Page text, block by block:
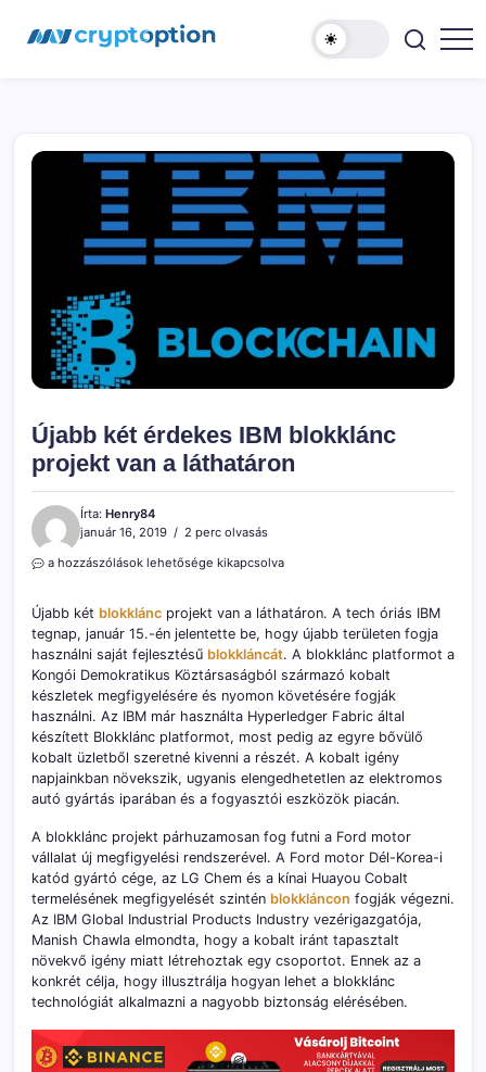
MyCryptOption
Újabb két érdekes IBM blokklánc
projekt van a láthatáron
Írta: Henry84
január 16, 2019
2 perc olvasás
Újabb
IBM
blokklánc
projekt
van
a
láthatáron
bejegyzéshez
a hozzászólások lehetősége kikapcsolva
Újabb két blokklánc projekt van a láthatáron. A tech óriás IBM
tegnap, január 15.-én jelentette be, hogy újabb területen fogja
használni saját fejlesztésű blokkláncát. A blokklánc platformot a
Kongói Demokratikus Köztársaságból származó kobalt
készletek megfigyelésére és nyomon követésére fogják
használni. Az IBM már használta Hyperledger Fabric által
készített Blokklánc platformot, most pedig az egyre bővülő
kobalt üzletből szeretné kivenni a részét. A kobalt igény
napjainkban növekszik, ugyanis elengedhetetlen az elektromos
autó gyártás iparában és a fogyasztói eszközök piacán.
A blokklánc projekt párhuzamosan fog futni a Ford motor
vállalat új megfigyelési rendszerével. A Ford motor Dél-Korea-i
katód gyártó cége, az LG Chem és a kínai Huayou Cobalt
termelésének megfigyelését szintén blokkláncon fogják végezni.
Az IBM Global Industrial Products Industry vezérigazgatója,
Manish Chawla elmondta, hogy a kobalt iránt tapasztalt
növekvő igény miatt létrehoztak egy csoportot. Ennek az a
konkrét célja, hogy illusztrálja hogyan lehet a blokklánc
technológiát alkalmazni a nagyobb biztonság elérésében.